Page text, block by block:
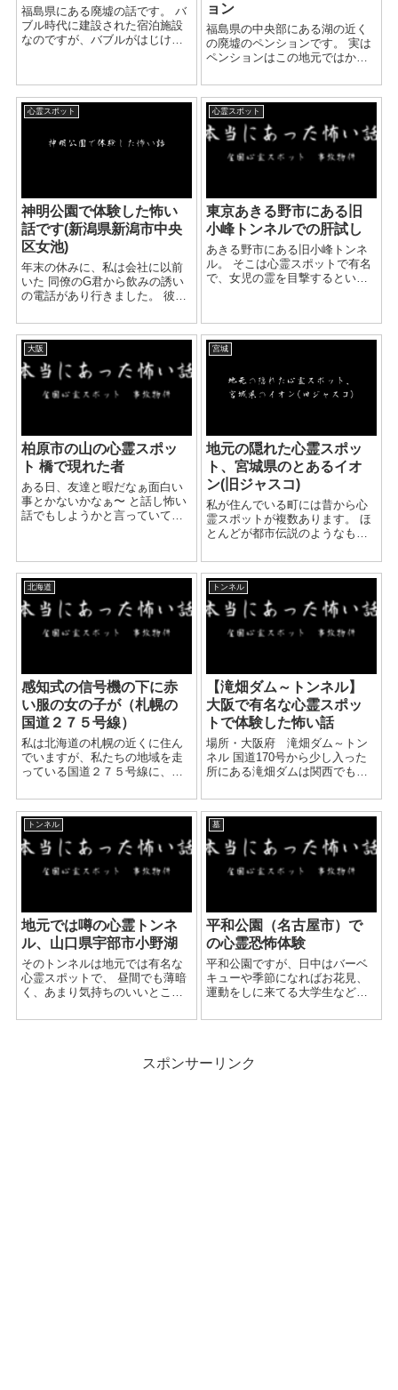
福島県にある廃墟の話です。 バ
ブル時代に建設された宿泊施設
なのですが、バブルがはじけて
で事件事故があったわけでは無
いのですが、廃墟ということ、
建物裏のプールが不気...
ョン
福島県の中央部にある湖の近く
の廃墟のペンションです。 実は
ペンションはこの地元ではかな
しのスポットとして一番に名前
が上がるほどの場所です。 廃墟
になった経緯やペンションが心
霊スポットといわ...
心霊スポット
神明公園で体験した怖い
話です(新潟県新潟市中央
区女池)
年末の休みに、私は会社に以前
いた 同僚のG君から飲みの誘い
の電話があり行きました。 彼は
自分の夢を叶えるべく退社。
様々な仕事を県内外でし、最近
資格もとり、 来年正社員として
春に県...
心霊スポット
東京あきる野市にある旧
小峰トンネルでの肝試し
あきる野市にある旧小峰トンネ
ル。 そこは心霊スポットで有名
で、女児の霊を目撃するという
た。 実際に目的地までは車で行
きますが、一般道を通ります。
街灯もあり車を...
大阪
柏原市の山の心霊スポッ
ト 橋で現れた者
ある日、友達と暇だなぁ面白い
事とかないかなぁ〜 と話し怖い
話でもしようかと言っていて、
6人でバイクに乗り柏原市の山奥
に向かいました。 深夜だったの
で、真っ暗...
宮城
地元の隠れた心霊スポッ
ト、宮城県のとあるイオ
ン(旧ジャスコ)
私が住んでいる町には昔から心
霊スポットが複数あります。 ほ
とんどが都市伝説のようなもの
るとか、武士が出るといったも
ので 誰も見た事がないのがほと
んどに例でした。 しかし、勤め
た会社でも「...
北海道
感知式の信号機の下に赤
い服の女の子が（札幌の
国道２７５号線）
私は北海道の札幌の近くに住ん
でいますが、私たちの地域を走
っている国道２７５号線に、不
を、つい最近聞きました。 自分
の家からも近くなのですが、何
時も通っている所なのですが、
国道なので、 夜間は交差する
細...
トンネル
【滝畑ダム～トンネル】
大阪で有名な心霊スポッ
トで体験した怖い話
場所・大阪府 滝畑ダム～トン
ネル 国道170号から少し入った
所にある滝畑ダムは関西でも有
山道を進むとあるトンネルも同
じく心霊スポットになってま
す。 体験談 運転席と助手席に男
友達、私と女友達が後...
トンネル
地元では噂の心霊トンネ
ル、山口県宇部市小野湖
そのトンネルは地元では有名な
心霊スポットで、 昼間でも薄暗
く、あまり気持ちのいいところ
「トンネルの真ん中でライトを
墓
平和公園（名古屋市）で
の心霊恐怖体験
平和公園ですが、日中はバーベ
キューや季節になればお花見、
運動をしに来てる大学生など人
います。 しかし、夜になると様
囲気の公園に...
スポンサーリンク